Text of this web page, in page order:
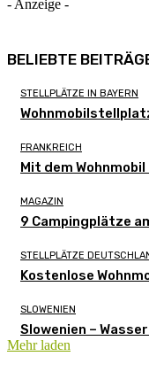
- Anzeige -
BELIEBTE
STELLPLÄTZE IN BAYERN
FRANKREICH
Mit dem
MAGAZIN
9 Campingplätze
STELLPLÄTZE
Kostenlose
SLOWENIEN
Slowenien –
Mehr laden